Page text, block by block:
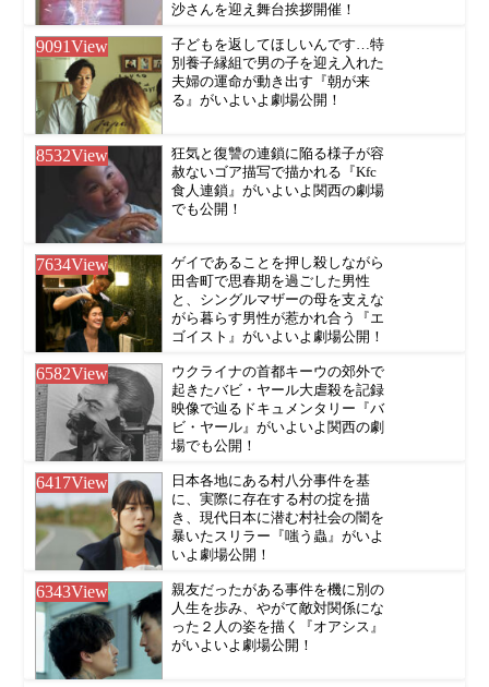
沙さんを迎え舞台挨拶開催！
9091View
子どもを返してほしいんです…特
別養子縁組で男の子を迎え入れた
夫婦の運命が動き出す『朝が来
る』がいよいよ劇場公開！
8532View
狂気と復讐の連鎖に陥る様子が容
赦ないゴア描写で描かれる『Kfc
食人連鎖』がいよいよ関西の劇場
でも公開！
7634View
ゲイであることを押し殺しながら
田舎町で思春期を過ごした男性
と、シングルマザーの母を支えな
がら暮らす男性が惹かれ合う『エ
ゴイスト』がいよいよ劇場公開！
6582View
ウクライナの首都キーウの郊外で
起きたバビ・ヤール大虐殺を記録
映像で辿るドキュメンタリー『バ
ビ・ヤール』がいよいよ関西の劇
場でも公開！
6417View
日本各地にある村八分事件を基
に、実際に存在する村の掟を描
き、現代日本に潜む村社会の闇を
暴いたスリラー『嗤う蟲』がいよ
いよ劇場公開！
6343View
親友だったがある事件を機に別の
人生を歩み、やがて敵対関係にな
った２人の姿を描く『オアシス』
がいよいよ劇場公開！